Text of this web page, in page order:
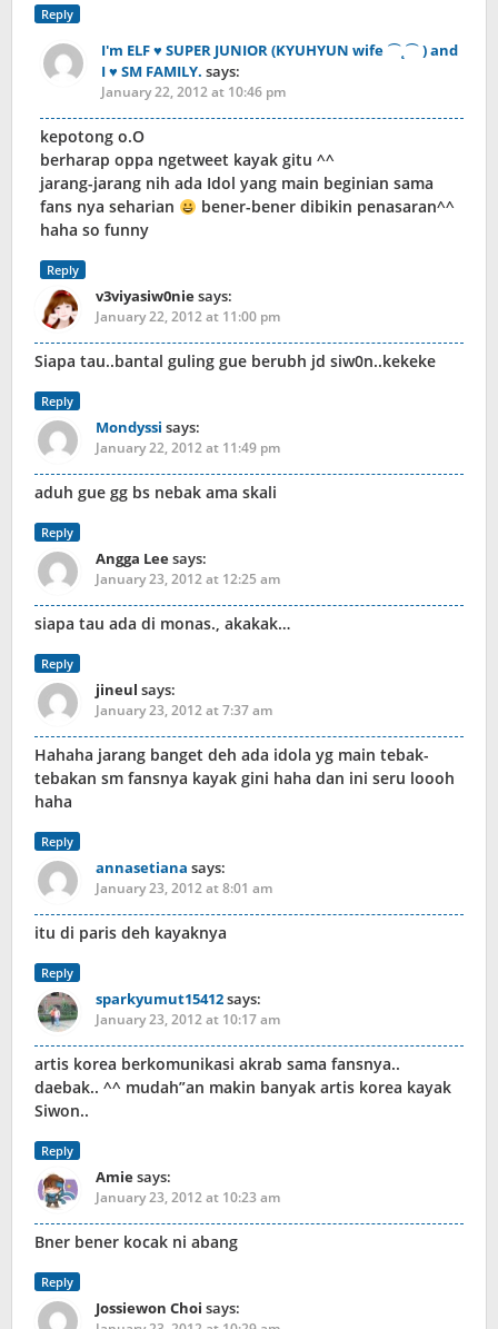
Reply
I'm ELF ♥ SUPER JUNIOR (KYUHYUN wife ⌒˛⌒ ) and
I ♥ SM FAMILY. says:
January 22, 2012 at 10:46 pm
kepotong o.O
berharap oppa ngetweet kayak gitu ^^
jarang-jarang nih ada Idol yang main beginian sama
fans nya seharian
bener-bener dibikin penasaran^^
haha so funny
Reply
v3viyasiw0niesays:
January 22, 2012 at 11:00 pm
Siapa tau..bantal guling gue berubh jd siw0n..kekeke
Reply
Mondyssi says:
January 22, 2012 at 11:49 pm
aduh gue gg bs nebak ama skali
Reply
Angga Leesays:
January 23, 2012 at 12:25 am
siapa tau ada di monas., akakak…
Reply
jineul says:
January 23, 2012 at 7:37 am
Hahaha jarang banget deh ada idola yg main tebak-
tebakan sm fansnya kayak gini haha dan ini seru loooh
haha
Reply
annasetiana says:
January 23, 2012 at 8:01 am
itu di paris deh kayaknya
Reply
sparkyumut15412says:
January 23, 2012 at 10:17 am
artis korea berkomunikasi akrab sama fansnya..
daebak.. ^^ mudah”an makin banyak artis korea kayak
Siwon..
Reply
Amiesays:
January 23, 2012 at 10:23 am
Bner bener kocak ni abang
Reply
Jossiewon Choi says: